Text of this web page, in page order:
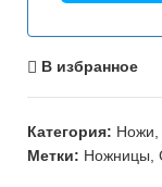
В избранное
Категория: Ножи,
Метки: Ножницы